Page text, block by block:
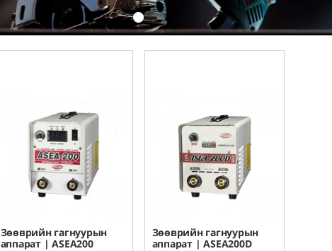
Зөөврийн гагнуурын
аппарат | ASEA200
Зөөврийн гагнуурын
аппарат | ASEA200D